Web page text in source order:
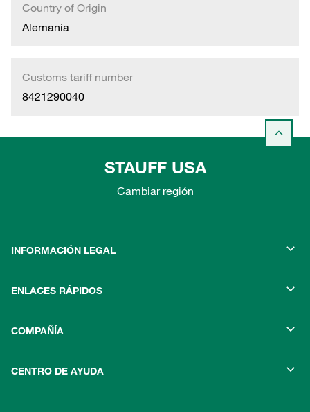
Country of Origin
Alemania
Customs tariff number
8421290040
STAUFF USA
Cambiar región
INFORMACIÓN LEGAL
ENLACES RÁPIDOS
COMPAÑÍA
CENTRO DE AYUDA